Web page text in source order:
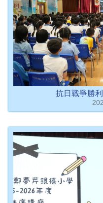
抗日戰爭勝